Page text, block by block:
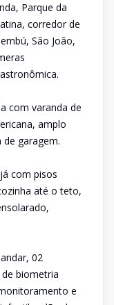
Parque da
corredor de
São João,
com varanda de
amplo
garagem.
com pisos
até o teto,
02
biometria
e